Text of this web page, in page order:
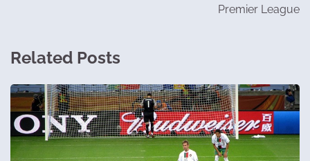
Premier League
Related Posts